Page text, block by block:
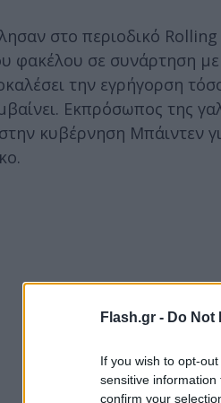
Flash.gr - Do Not
If you wish to opt-
sensitive
confirm your
στο περιοδικό
φακέλου σε συνάρτηση
την εγρήγορση
Εκπρόσωπος της
κυβέρνηση Μπάιντεν